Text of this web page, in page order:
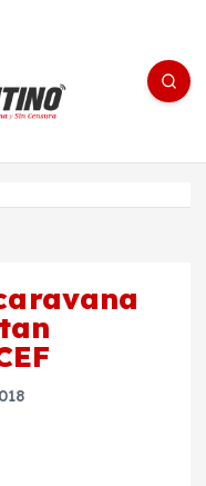
noticias/editorial